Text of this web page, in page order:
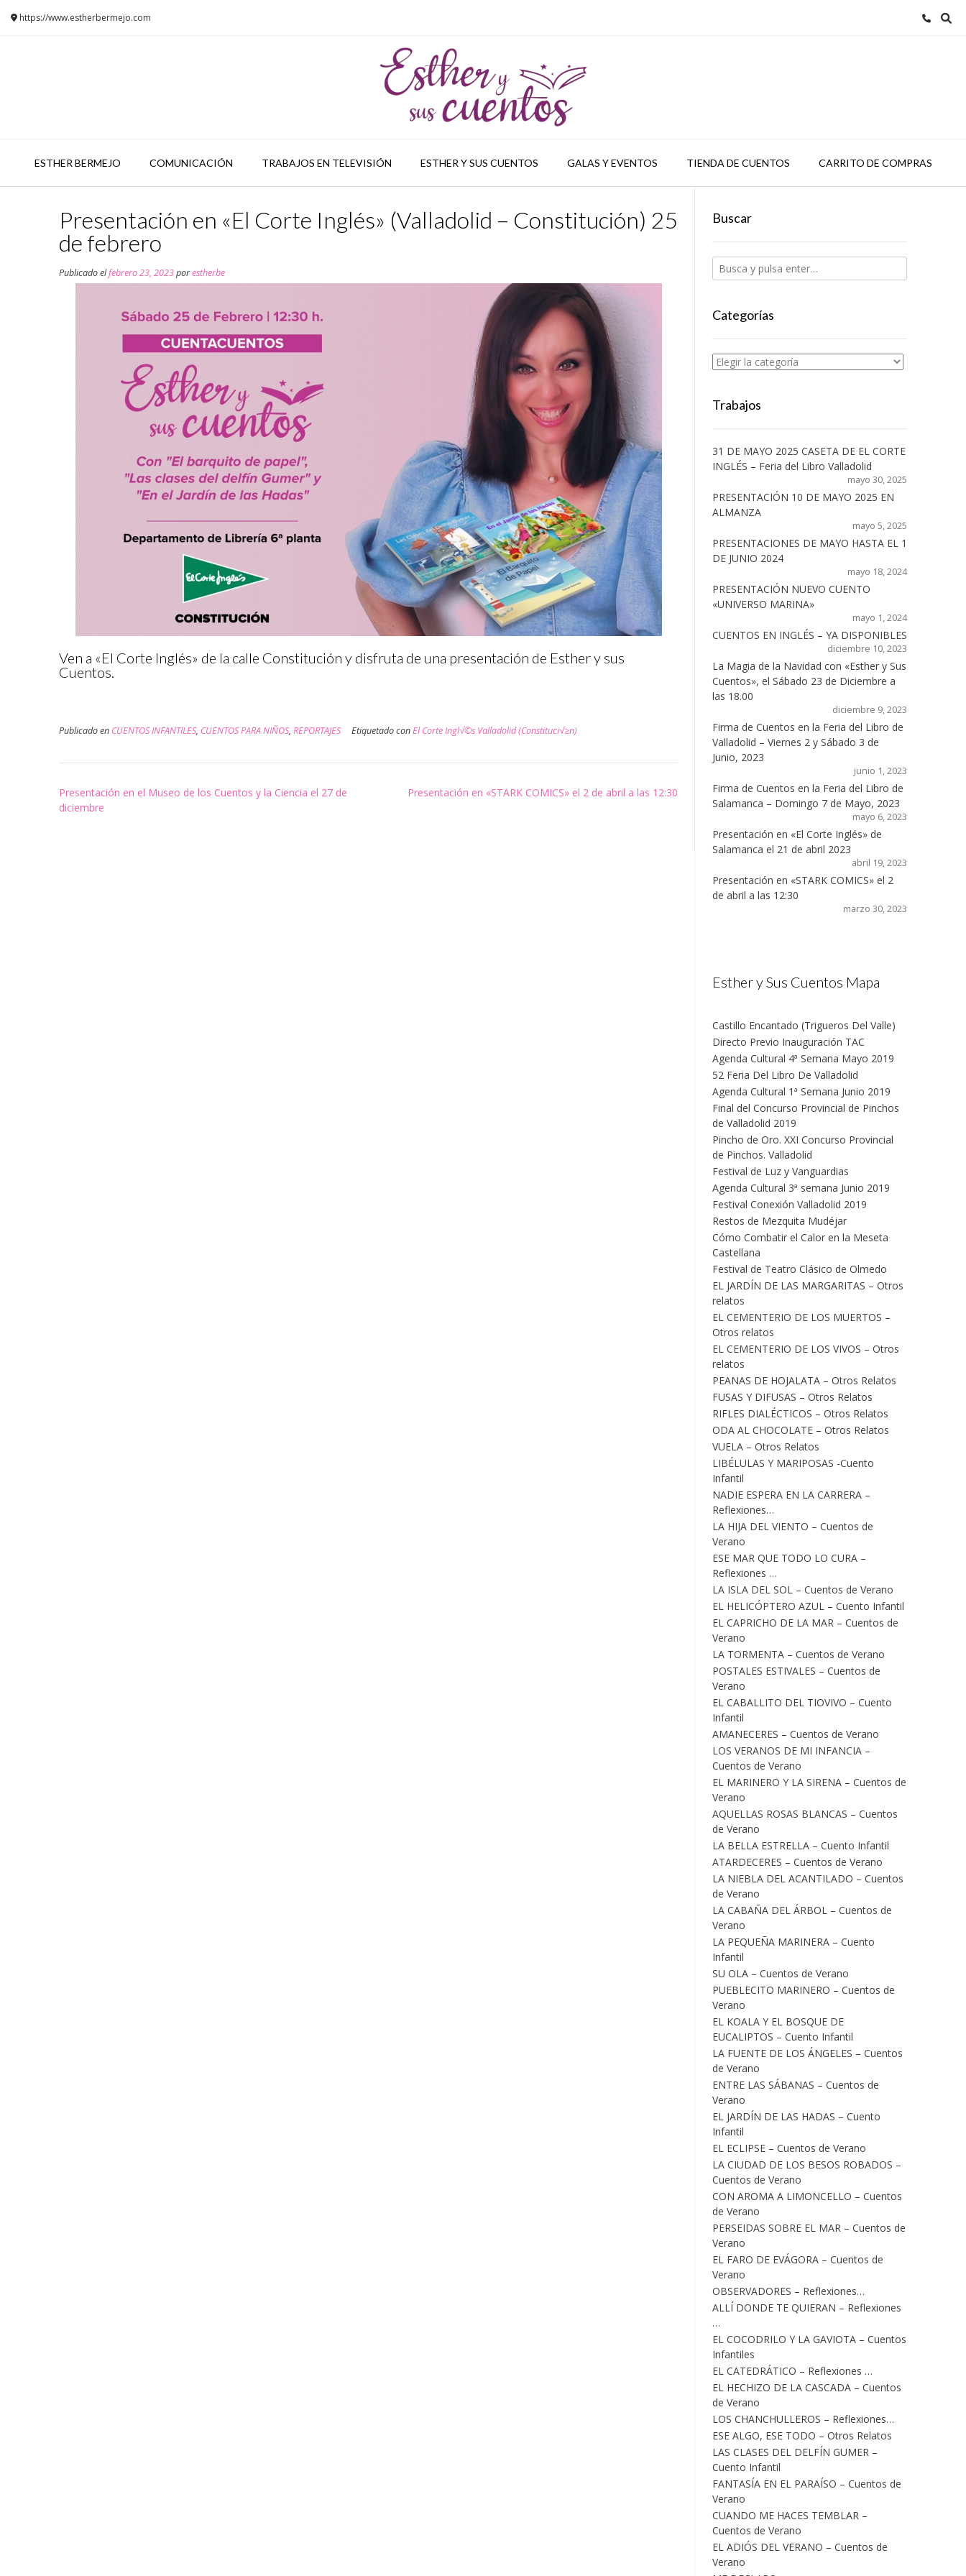
https://www.estherbermejo.com
ESTHER BERMEJO COMUNICACIÓN TRABAJOS EN TELEVISIÓN ESTHER Y SUS CUENTOS GALAS Y EVENTOS TIENDA DE CUENTOS CARRITO DE COMPRAS
Presentación en «El Corte Inglés» (Valladolid – Constitución) 25
de febrero
Publicado elfebrero 23, 2023porestherbe
Ven a «El Corte Inglés» de la calle Constitución y disfruta de una presentación de Esther y sus
Cuentos.
Publicado en CUENTOS INFANTILES, CUENTOS PARA NIÑOS, REPORTAJES Etiquetado conEl Corte Ingl√©s Valladolid (Constituci√≥n)
Navegación
de
Presentación en el Museo de los Cuentos y la Ciencia el 27 de
diciembre
Presentación en «STARK COMICS» el 2 de abril a las 12:30
Buscar
Categorías
Categorías
Trabajos
31 DE MAYO 2025 CASETA DE EL CORTE
INGLÉS – Feria del Libro Valladolid
mayo 30, 2025
PRESENTACIÓN 10 DE MAYO 2025 EN
ALMANZA
mayo 5, 2025
PRESENTACIONES DE MAYO HASTA EL 1
DE JUNIO 2024
mayo 18, 2024
PRESENTACIÓN NUEVO CUENTO
«UNIVERSO MARINA»
mayo 1, 2024
CUENTOS EN INGLÉS – YA DISPONIBLES
diciembre 10, 2023
La Magia de la Navidad con «Esther y Sus
Cuentos», el Sábado 23 de Diciembre a
las 18.00
diciembre 9, 2023
Firma de Cuentos en la Feria del Libro de
Valladolid – Viernes 2 y Sábado 3 de
Junio, 2023
junio 1, 2023
Firma de Cuentos en la Feria del Libro de
Salamanca – Domingo 7 de Mayo, 2023
mayo 6, 2023
Presentación en «El Corte Inglés» de
Salamanca el 21 de abril 2023
abril 19, 2023
Presentación en «STARK COMICS» el 2
de abril a las 12:30
marzo 30, 2023
Esther y Sus Cuentos Mapa
Castillo Encantado (Trigueros Del Valle)
Directo Previo Inauguración TAC
Agenda Cultural 4ª Semana Mayo 2019
52 Feria Del Libro De Valladolid
Agenda Cultural 1ª Semana Junio 2019
Final del Concurso Provincial de Pinchos
de Valladolid 2019
Pincho de Oro. XXI Concurso Provincial
de Pinchos. Valladolid
Festival de Luz y Vanguardias
Agenda Cultural 3ª semana Junio 2019
Festival Conexión Valladolid 2019
Restos de Mezquita Mudéjar
Cómo Combatir el Calor en la Meseta
Castellana
Festival de Teatro Clásico de Olmedo
EL JARDÍN DE LAS MARGARITAS – Otros
relatos
EL CEMENTERIO DE LOS MUERTOS –
Otros relatos
EL CEMENTERIO DE LOS VIVOS – Otros
relatos
PEANAS DE HOJALATA – Otros Relatos
FUSAS Y DIFUSAS – Otros Relatos
RIFLES DIALÉCTICOS – Otros Relatos
ODA AL CHOCOLATE – Otros Relatos
VUELA – Otros Relatos
LIBÉLULAS Y MARIPOSAS -Cuento
Infantil
NADIE ESPERA EN LA CARRERA –
Reflexiones…
LA HIJA DEL VIENTO – Cuentos de
Verano
ESE MAR QUE TODO LO CURA –
Reflexiones …
LA ISLA DEL SOL – Cuentos de Verano
EL HELICÓPTERO AZUL – Cuento Infantil
EL CAPRICHO DE LA MAR – Cuentos de
Verano
LA TORMENTA – Cuentos de Verano
POSTALES ESTIVALES – Cuentos de
Verano
EL CABALLITO DEL TIOVIVO – Cuento
Infantil
AMANECERES – Cuentos de Verano
LOS VERANOS DE MI INFANCIA –
Cuentos de Verano
EL MARINERO Y LA SIRENA – Cuentos de
Verano
AQUELLAS ROSAS BLANCAS – Cuentos
de Verano
LA BELLA ESTRELLA – Cuento Infantil
ATARDECERES – Cuentos de Verano
LA NIEBLA DEL ACANTILADO – Cuentos
de Verano
LA CABAÑA DEL ÁRBOL – Cuentos de
Verano
LA PEQUEÑA MARINERA – Cuento
Infantil
SU OLA – Cuentos de Verano
PUEBLECITO MARINERO – Cuentos de
Verano
EL KOALA Y EL BOSQUE DE
EUCALIPTOS – Cuento Infantil
LA FUENTE DE LOS ÁNGELES – Cuentos
de Verano
ENTRE LAS SÁBANAS – Cuentos de
Verano
EL JARDÍN DE LAS HADAS – Cuento
Infantil
EL ECLIPSE – Cuentos de Verano
LA CIUDAD DE LOS BESOS ROBADOS –
Cuentos de Verano
CON AROMA A LIMONCELLO – Cuentos
de Verano
PERSEIDAS SOBRE EL MAR – Cuentos de
Verano
EL FARO DE EVÁGORA – Cuentos de
Verano
OBSERVADORES – Reflexiones…
ALLÍ DONDE TE QUIERAN – Reflexiones
…
EL COCODRILO Y LA GAVIOTA – Cuentos
Infantiles
EL CATEDRÁTICO – Reflexiones …
EL HECHIZO DE LA CASCADA – Cuentos
de Verano
LOS CHANCHULLEROS – Reflexiones…
ESE ALGO, ESE TODO – Otros Relatos
LAS CLASES DEL DELFÍN GUMER –
Cuento Infantil
FANTASÍA EN EL PARAÍSO – Cuentos de
Verano
CUANDO ME HACES TEMBLAR –
Cuentos de Verano
EL ADIÓS DEL VERANO – Cuentos de
Verano